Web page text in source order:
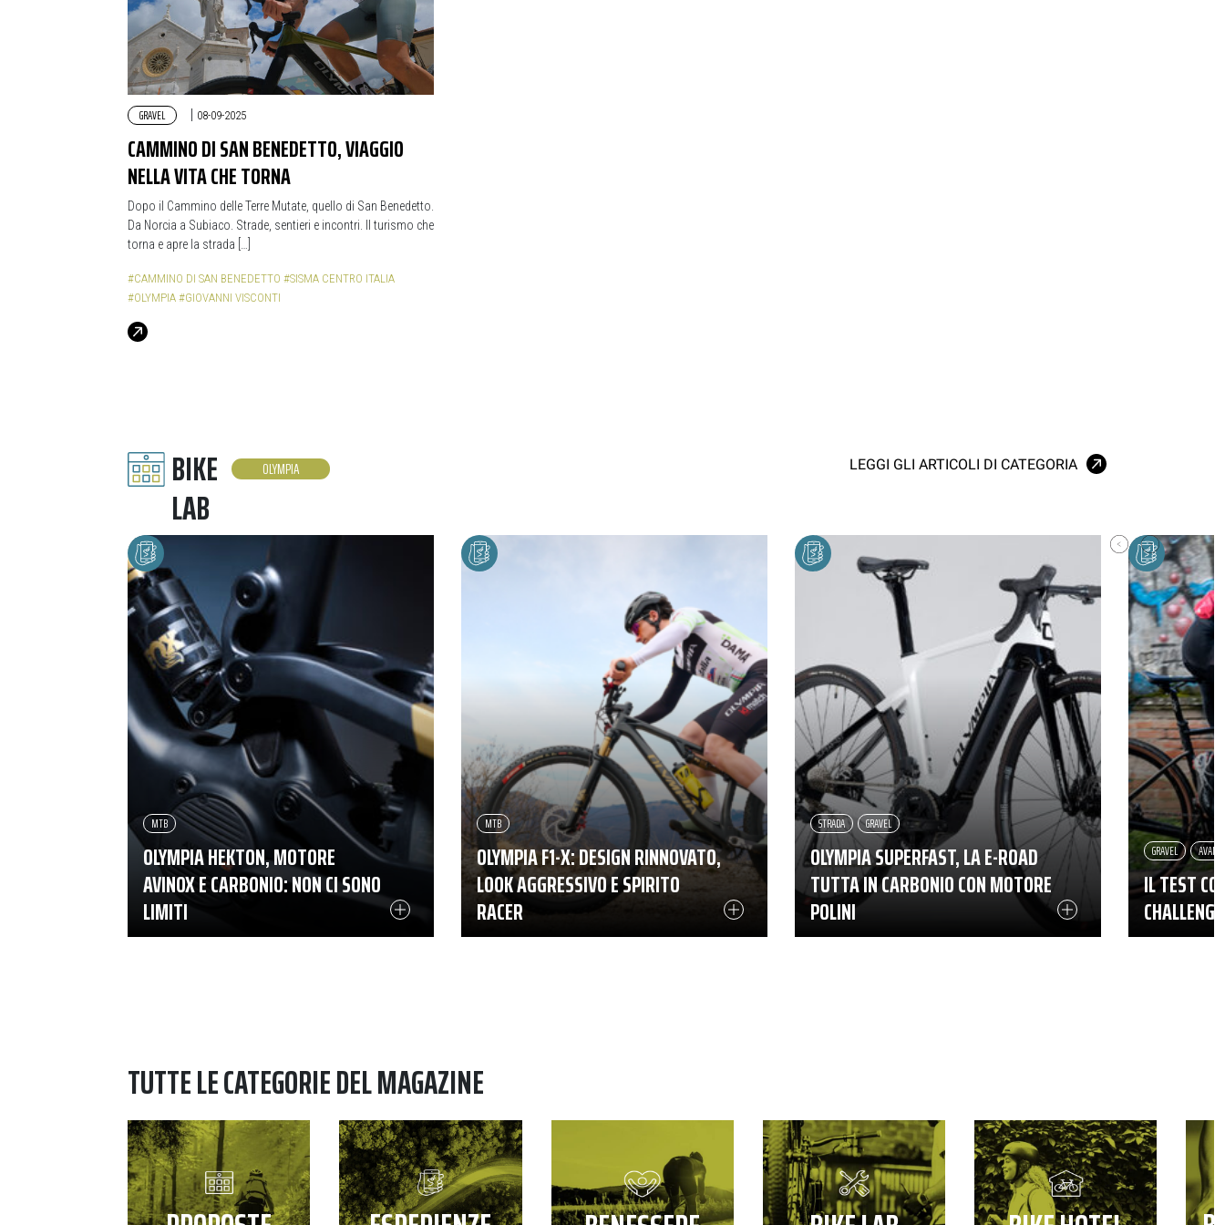
GRAVEL | 08-09-2025
CAMMINO DI SAN BENEDETTO, VIAGGIO
NELLA VITA CHE TORNA
Dopo il Cammino delle Terre Mutate, quello di San Benedetto.
Da Norcia a Subiaco. Strade, sentieri e incontri. Il turismo che
torna e apre la strada […]
#CAMMINO DI SAN BENEDETTO #SISMA CENTRO ITALIA
#OLYMPIA #GIOVANNI VISCONTI
BIKE
LAB
OLYMPIA LEGGI GLI ARTICOLI DI CATEGORIA
MTB
OLYMPIA HEKTON, MOTORE
AVINOX E CARBONIO: NON CI SONO
LIMITI
MTB
OLYMPIA F1-X: DESIGN RINNOVATO,
LOOK AGGRESSIVO E SPIRITO
RACER
STRADA GRAVEL
OLYMPIA SUPERFAST, LA E-ROAD
TUTTA IN CARBONIO CON MOTORE
POLINI
GRAVEL
IL TEST
TUTTE LE CATEGORIE DEL MAGAZINE